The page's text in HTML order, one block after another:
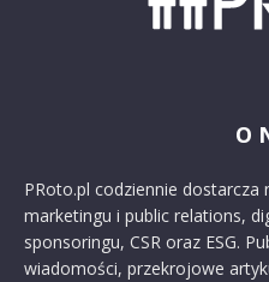
O
PRoto.pl codziennie
marketingu i public relations,
sponsoringu, CSR oraz ESG.
wiadomości, przekrojowe